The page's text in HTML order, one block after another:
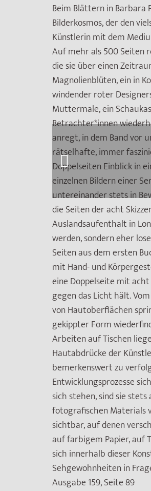
Beim Blättern in Barbara
Bilderkosmos, der den
Künstlerin mit dem
Auf mehr als 500 Seiten
die sie über einen
Magnolienblüten, ein in
windender roter
Muttermale, ein
Betrachter*innen
anregt, in dem Band vor
rätselhafte, immer
Doppelseiten Einblick in
einzelnen Bildern einer
untereinander stets in
die Seiten der acht
Auslandsaufenthalt in
werden, sondern eher
Seiten aus dem ersten
mit Hand- und
eine Doppelseite mit
gegen das Licht hält.
von Hautoberflächen
gekippter Form
Arbeiten auf Tischen
Hautabdrücke der
bemerkenswert zu
Entwicklungsprozesse
sich stehen, sind sie
fotografischen Materials
sichtbar, auf denen
auf farbigem Papier, auf
sich innerhalb dieser
Sehgewohnheiten in
Ausgabe 159, Seite 89